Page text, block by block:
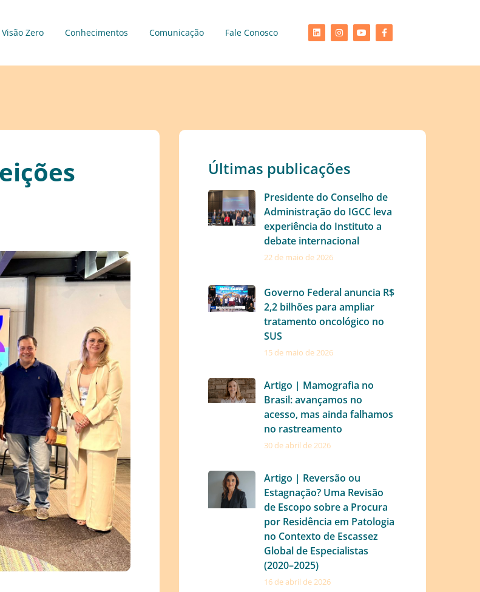
Visão Zero Conhecimentos Comunicação Fale Conosco
Últimas publicações
Presidente do Conselho de
Administração do IGCC leva
experiência do Instituto a
debate internacional
22 de maio de 2026
Governo Federal anuncia R$
2,2 bilhões para ampliar
tratamento oncológico no
SUS
15 de maio de 2026
Artigo | Mamografia no
Brasil: avançamos no
acesso, mas ainda falhamos
no rastreamento
30 de abril de 2026
Artigo | Reversão ou
Estagnação? Uma Revisão
de Escopo sobre a Procura
por Residência em Patologia
no Contexto de Escassez
Global de Especialistas
(2020–2025)
16 de abril de 2026